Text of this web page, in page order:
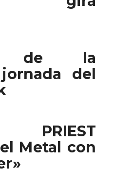
de la
del
PRIEST
Metal con